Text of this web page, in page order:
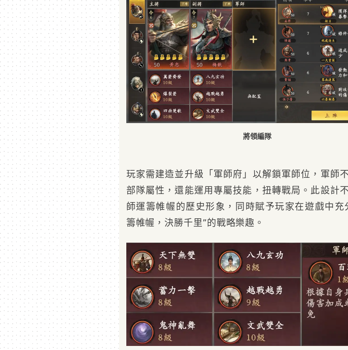
將領編隊
玩家需建造並升級「軍師府」以解鎖軍師位，軍師
部隊屬性，還能運用專屬技能，扭轉戰局。此設計
師運籌帷幄的歷史形象，同時賦予玩家在遊戲中充
籌帷幄，決勝千里”的戰略樂趣。